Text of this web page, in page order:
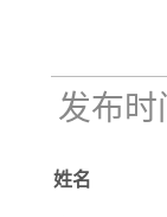
发布
姓名